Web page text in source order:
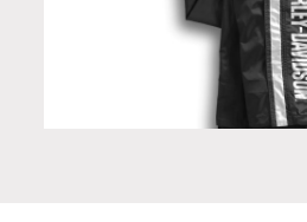
Pantalone Waterproof con